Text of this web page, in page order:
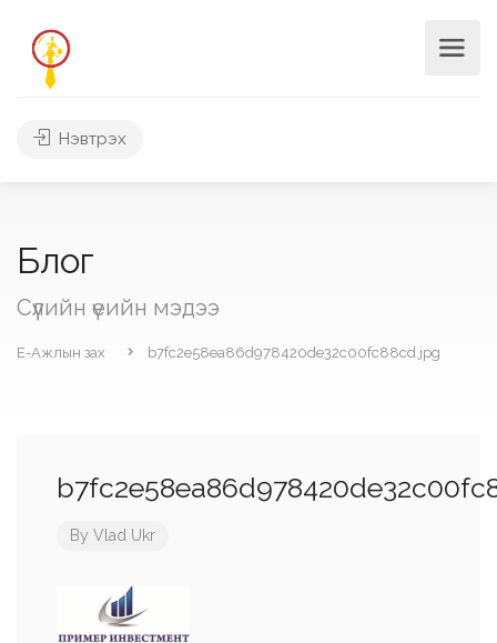
Нэвтрэх
Блог
Сүүлийн үеийн мэдээ
Е-Ажлын зах b7fc2e58ea86d978420de32c00fc88cd.jpg
By Vlad Ukr